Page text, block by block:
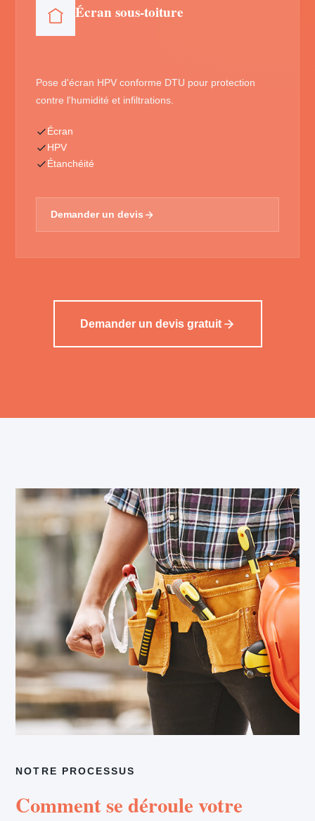
Écran sous-toiture
Pose d'écran HPV conforme DTU pour protection
contre l'humidité et infiltrations.
Écran
HPV
Étanchéité
Demander un devis
Demander un devis gratuit
NOTRE PROCESSUS
Comment se déroule votre